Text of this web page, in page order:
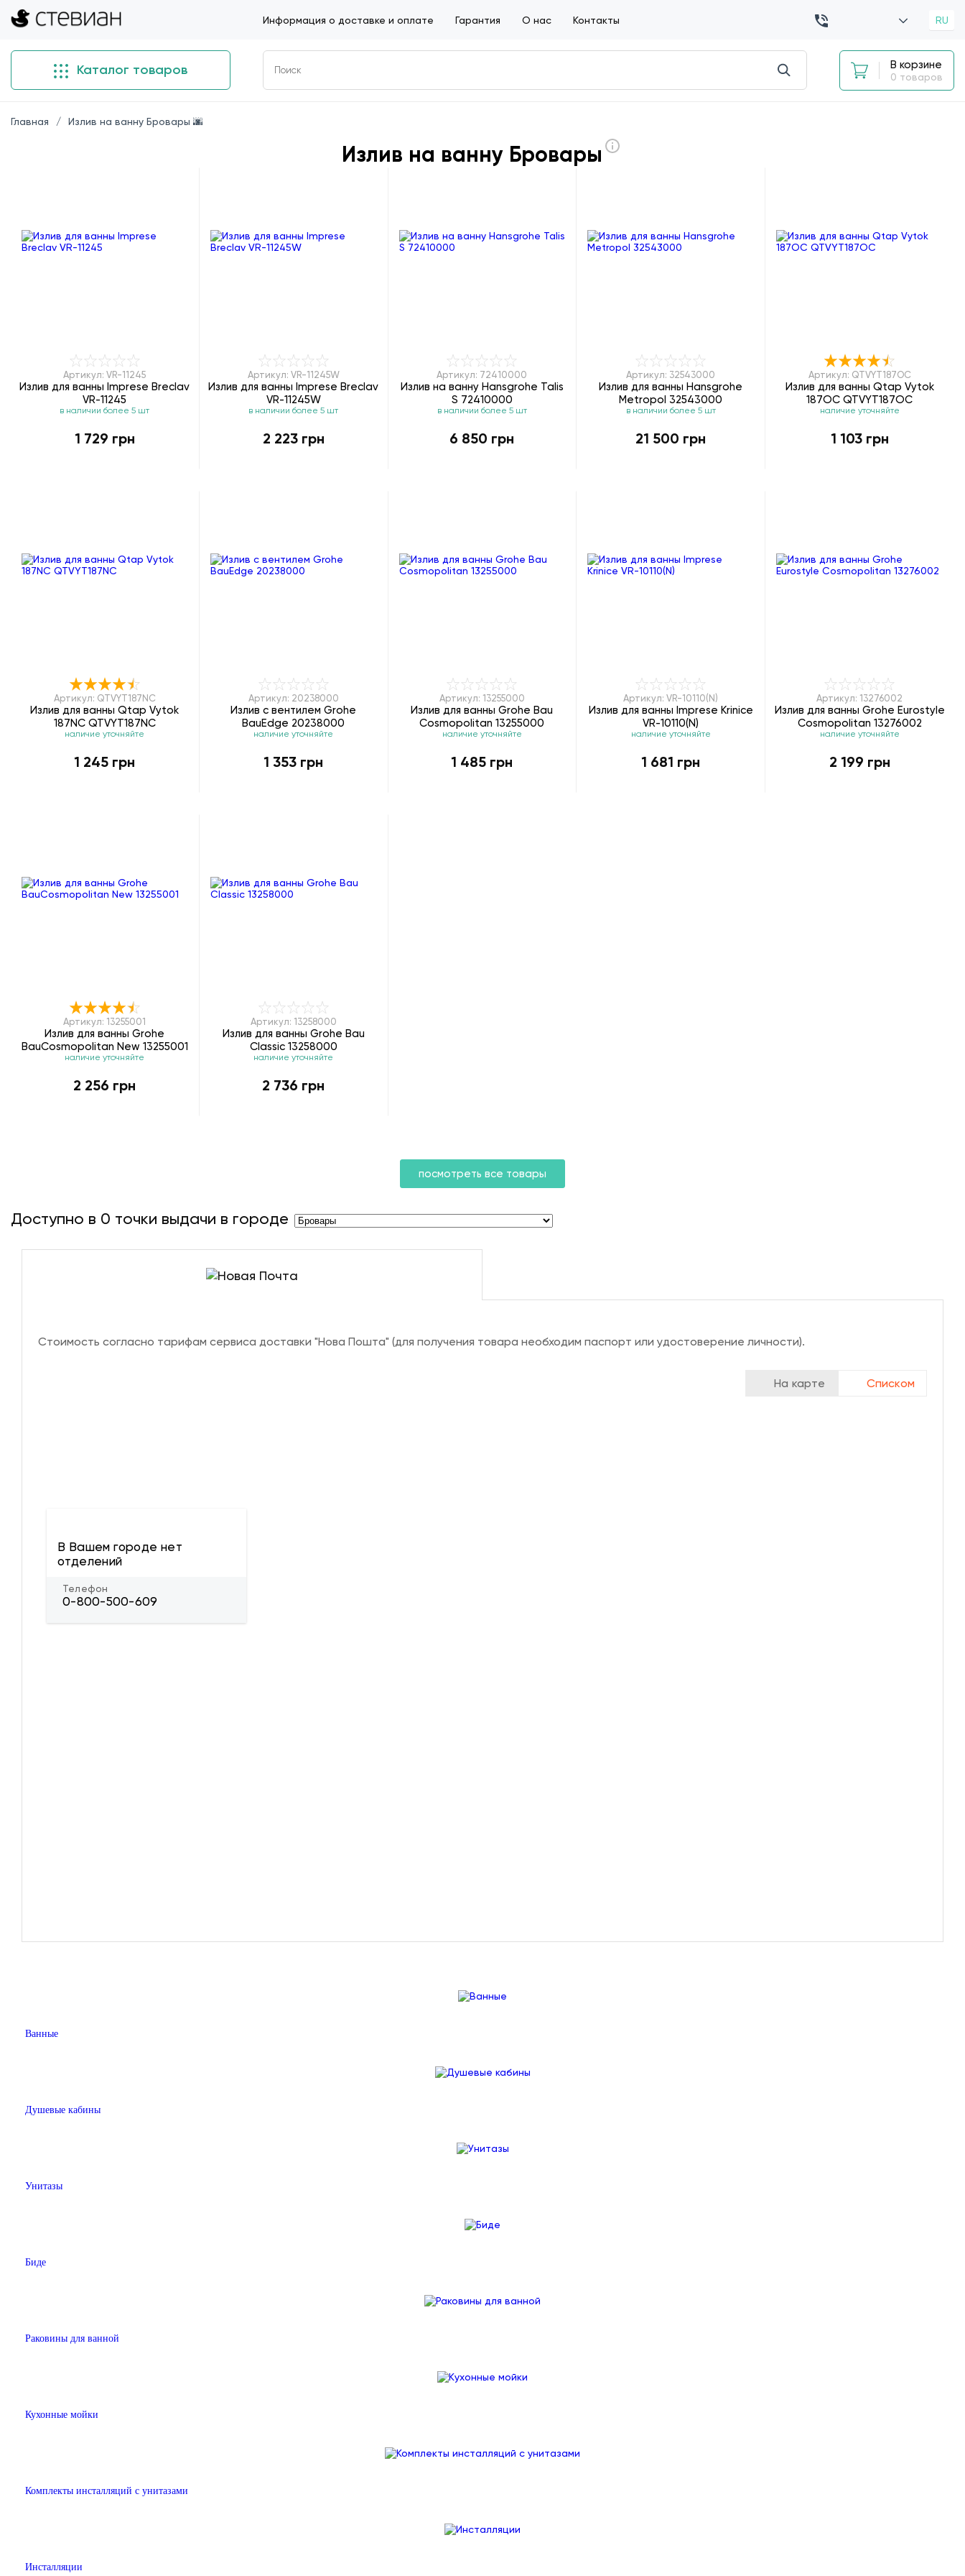
Информация о доставке и оплате Гарантия О нас Контакты RU
Каталог товаров В корзине
0 товаров
Главная Излив на ванну Бровары 🌆
Излив на ванну Бровары
Артикул: VR-11245
Излив для ванны Imprese Breclav
VR-11245
в наличии более 5 шт
1 729 грн
Артикул: VR-11245W
Излив для ванны Imprese Breclav
VR-11245W
в наличии более 5 шт
2 223 грн
Артикул: 72410000
Излив на ванну Hansgrohe Talis
S 72410000
в наличии более 5 шт
6 850 грн
Артикул: 32543000
Излив для ванны Hansgrohe
Metropol 32543000
в наличии более 5 шт
21 500 грн
Артикул: QTVYT187OC
Излив для ванны Qtap Vytok
187OC QTVYT187OC
наличие уточняйте
1 103 грн
Артикул: QTVYT187NC
Излив для ванны Qtap Vytok
187NC QTVYT187NC
наличие уточняйте
1 245 грн
Артикул: 20238000
Излив с вентилем Grohe
BauEdge 20238000
наличие уточняйте
1 353 грн
Артикул: 13255000
Излив для ванны Grohe Bau
Cosmopolitan 13255000
наличие уточняйте
1 485 грн
Артикул: VR-10110(N)
Излив для ванны Imprese Krinice
VR-10110(N)
наличие уточняйте
1 681 грн
Артикул: 13276002
Излив для ванны Grohe Eurostyle
Cosmopolitan 13276002
наличие уточняйте
2 199 грн
Артикул: 13255001
Излив для ванны Grohe
BauCosmopolitan New 13255001
наличие уточняйте
2 256 грн
Артикул: 13258000
Излив для ванны Grohe Bau
Classic 13258000
наличие уточняйте
2 736 грн
посмотреть все товары
Доступно в 0 точки выдачи в городе
Стоимость согласно тарифам сервиса доставки "Нова Пошта" (для получения товара необходим паспорт или удостоверение личности).
На карте Списком
В Вашем городе нет
отделений
Телефон
0-800-500-609
Ванные
Душевые кабины
Унитазы
Биде
Раковины для ванной
Кухонные мойки
Комплекты инсталляций с унитазами
Инсталляции